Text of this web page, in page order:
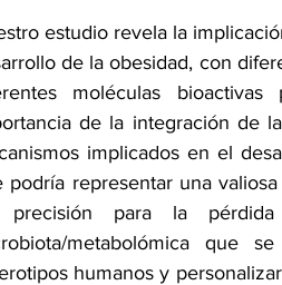
estudio revela la
de la obesidad, con
moléculas
de la integración de
implicados en el
podría representar una
precisión para la
metabolómica que
humanos y